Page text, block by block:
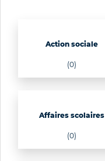
Action sociale
(0)
Affaires scolaires
(0)